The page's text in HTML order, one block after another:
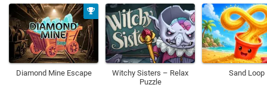
Diamond Mine Escape
Witchy Sisters – Relax
Puzzle
Sand Loop